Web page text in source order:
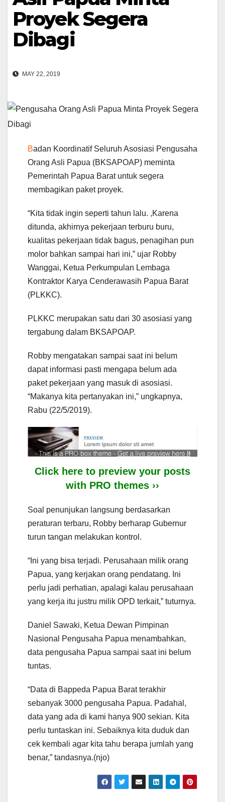
Proyek Segera
Dibagi
MAY 22, 2019
Badan Koordinatif Seluruh Asosiasi Pengusaha
Orang Asli Papua (BKSAPOAP) meminta
Pemerintah Papua Barat untuk segera
membagikan paket proyek.
“Kita tidak ingin seperti tahun lalu. ,Karena
ditunda, akhirnya pekerjaan terburu buru,
kualitas pekerjaan tidak bagus, penagihan pun
molor bahkan sampai hari ini,” ujar Robby
Wanggai, Ketua Perkumpulan Lembaga
Kontraktor Karya Cenderawasih Papua Barat
(PLKKC).
PLKKC merupakan satu dari 30 asosiasi yang
tergabung dalam BKSAPOAP.
Robby mengatakan sampai saat ini belum
dapat informasi pasti mengapa belum ada
paket pekerjaan yang masuk di asosiasi.
“Makanya kita pertanyakan ini,” ungkapnya,
Rabu (22/5/2019).
Click here to preview your posts
with PRO themes ››
Soal penunjukan langsung berdasarkan
peraturan terbaru, Robby berharap Gubernur
turun tangan melakukan kontrol.
“Ini yang bisa terjadi. Perusahaan milik orang
Papua, yang kerjakan orang pendatang. Ini
perlu jadi perhatian, apalagi kalau perusahaan
yang kerja itu justru milik OPD terkait,” tuturnya.
Daniel Sawaki, Ketua Dewan Pimpinan
Nasional Pengusaha Papua menambahkan,
data pengusaha Papua sampai saat ini belum
tuntas.
“Data di Bappeda Papua Barat terakhir
sebanyak 3000 pengusaha Papua. Padahal,
data yang ada di kami hanya 900 sekian. Kita
perlu tuntaskan ini. Sebaiknya kita duduk dan
cek kembali agar kita tahu berapa jumlah yang
benar,” tandasnya.(njo)